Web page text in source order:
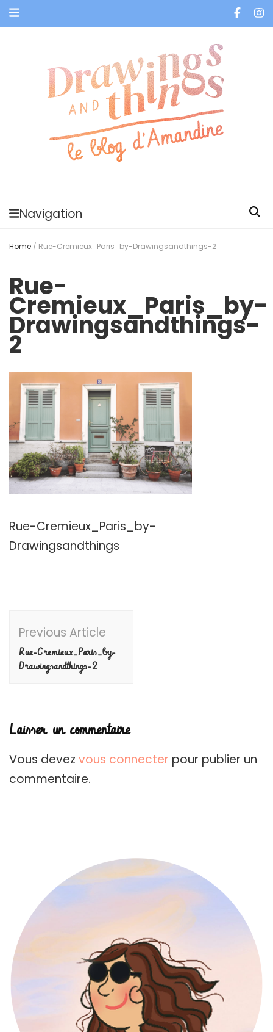
Navigation
Home / Rue-Cremieux_Paris_by-Drawingsandthings-2
Rue-
Cremieux_Paris_by-
Drawingsandthings-
2
Rue-Cremieux_Paris_by-
Drawingsandthings
Navigation
Previous Article
Rue-Cremieux_Paris_by-
Drawingsandthings-2
Laisser un commentaire
Vous devez vous connecter pour publier un
commentaire.